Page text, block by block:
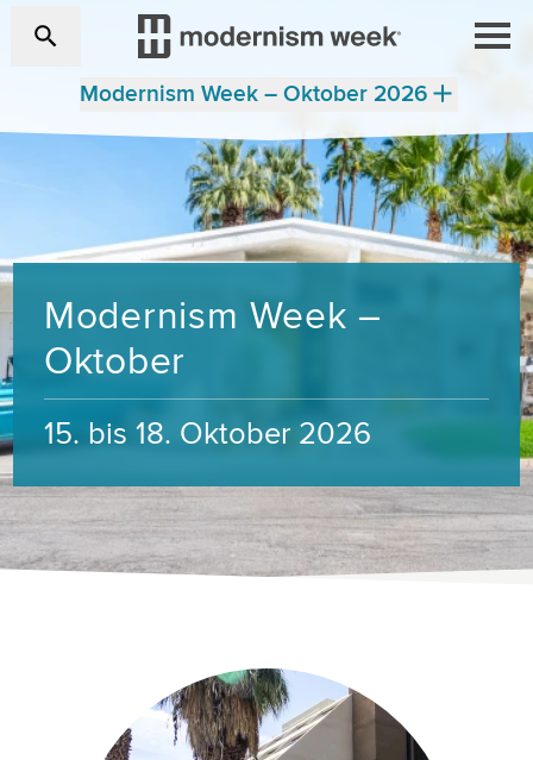
Modernism Week – Oktober 2026
Modernism Week –
Oktober
15. bis 18. Oktober 2026